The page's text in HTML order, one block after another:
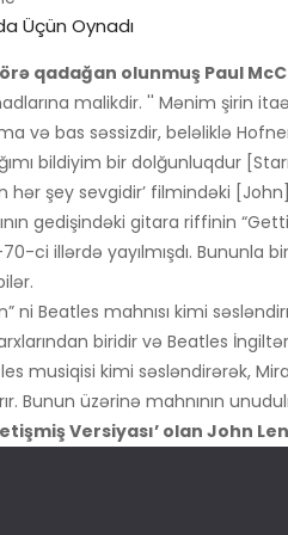
Üçün Oynadı
qadağan olunmuş Paul
malikdir. '' Mənim şirin
və bas səssizdir, beləliklə
bildiyim bir dolğunluqdur
hər şey sevgidir’ filmindəki
gedişindəki gitara riffinin
ci illərdə yayılmışdı. Bununla
ni Beatles mahnısı kimi
biridir və Beatles
musiqisi kimi səsləndirərək,
Bunun üzərinə mahnının
Versiyası’ olan John